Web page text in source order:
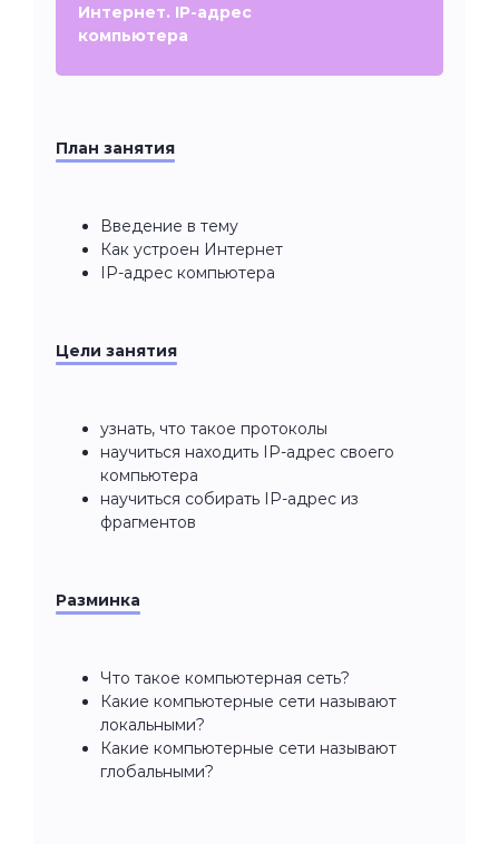
Интернет. IP-адрес
компьютера
План занятия
Введение в тему
Как устроен Интернет
IP-адрес компьютера
Цели занятия
узнать, что такое протоколы
научиться находить IP-адрес своего
компьютера
научиться собирать IP-адрес из
фрагментов
Разминка
Что такое компьютерная сеть?
Какие компьютерные сети называют
локальными?
Какие компьютерные сети называют
глобальными?